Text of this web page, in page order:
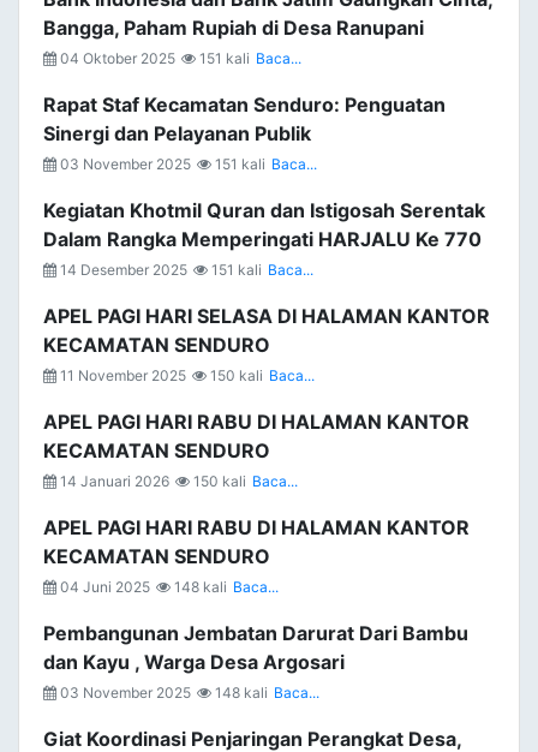
Bangga, Paham Rupiah di Desa Ranupani
04 Oktober 2025 151 kali Baca...
Rapat Staf Kecamatan Senduro: Penguatan
Sinergi dan Pelayanan Publik
03 November 2025 151 kali Baca...
Kegiatan Khotmil Quran dan Istigosah Serentak
Dalam Rangka Memperingati HARJALU Ke 770
14 Desember 2025 151 kali Baca...
APEL PAGI HARI SELASA DI HALAMAN KANTOR
KECAMATAN SENDURO
11 November 2025 150 kali Baca...
APEL PAGI HARI RABU DI HALAMAN KANTOR
KECAMATAN SENDURO
14 Januari 2026 150 kali Baca...
APEL PAGI HARI RABU DI HALAMAN KANTOR
KECAMATAN SENDURO
04 Juni 2025 148 kali Baca...
Pembangunan Jembatan Darurat Dari Bambu
dan Kayu , Warga Desa Argosari
03 November 2025 148 kali Baca...
Giat Koordinasi Penjaringan Perangkat Desa,